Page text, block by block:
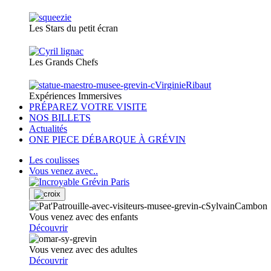
Les Stars du petit écran
Les Grands Chefs
Expériences Immersives
PRÉPAREZ VOTRE VISITE
NOS BILLETS
Actualités
ONE PIECE DÉBARQUE À GRÉVIN
Les coulisses
Vous venez avec..
Vous venez avec des enfants
Découvrir
Vous venez avec des adultes
Découvrir